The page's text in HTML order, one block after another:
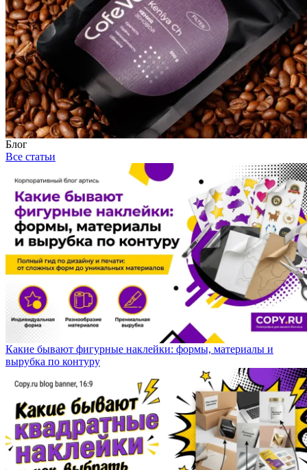
Блог
Все статьи
Какие бывают фигурные наклейки: формы, материалы и
вырубка по контуру